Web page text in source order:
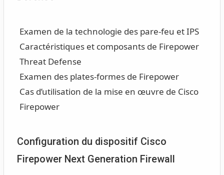
Examen de la technologie des pare-feu et IPS
Caractéristiques et composants de Firepower
Threat Defense
Examen des plates-formes de Firepower
Cas d’utilisation de la mise en œuvre de Cisco
Firepower
Configuration du dispositif Cisco
Firepower Next Generation Firewall